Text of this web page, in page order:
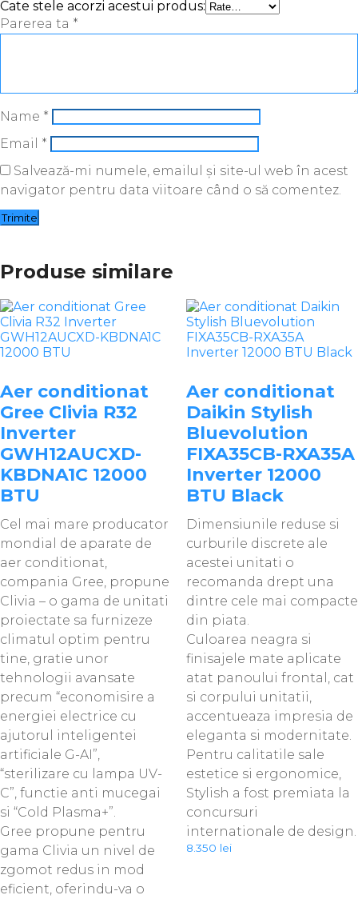
Cate stele acorzi acestui produs:
Parerea ta *
Name *
Email *
Salvează-mi numele, emailul și site-ul web în acest
navigator pentru data viitoare când o să comentez.
Produse similare
Aer conditionat
Gree Clivia R32
Inverter
GWH12AUCXD-
KBDNA1C 12000
BTU
Cel mai mare producator
mondial de aparate de
aer conditionat,
compania Gree, propune
Clivia – o gama de unitati
proiectate sa furnizeze
climatul optim pentru
tine, gratie unor
tehnologii avansate
precum “economisire a
energiei electrice cu
ajutorul inteligentei
artificiale G-AI”,
“sterilizare cu lampa UV-
C”, functie anti mucegai
si “Cold Plasma+”.
Gree propune pentru
gama Clivia un nivel de
zgomot redus in mod
eficient, oferindu-va o
Aer conditionat
Daikin Stylish
Bluevolution
FIXA35CB-RXA35A
Inverter 12000
BTU Black
Dimensiunile reduse si
curburile discrete ale
acestei unitati o
recomanda drept una
dintre cele mai compacte
din piata.
Culoarea neagra si
finisajele mate aplicate
atat panoului frontal, cat
si corpului unitatii,
accentueaza impresia de
eleganta si modernitate.
Pentru calitatile sale
estetice si ergonomice,
Stylish a fost premiata la
concursuri
internationale de design.
8.350 lei